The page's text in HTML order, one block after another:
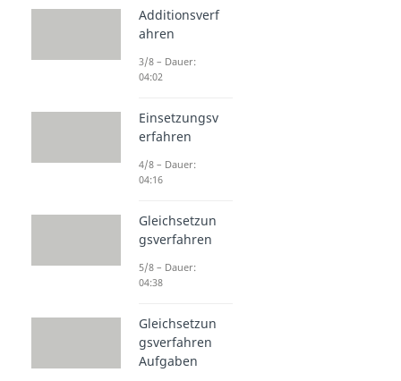
Additionsverf
ahren
3/8 – Dauer:
04:02
Einsetzungsv
erfahren
4/8 – Dauer:
04:16
Gleichsetzun
gsverfahren
5/8 – Dauer:
04:38
Gleichsetzun
gsverfahren
Aufgaben